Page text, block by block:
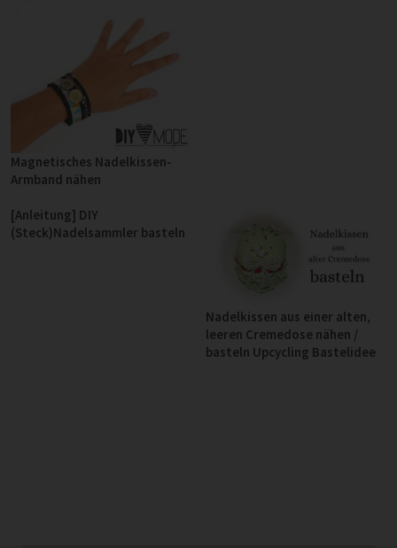
Magnetisches Nadelkissen-
Armband nähen
[Anleitung] DIY
(Steck)Nadelsammler basteln
Nadelkissen aus einer alten,
leeren Cremedose nähen /
basteln Upcycling Bastelidee